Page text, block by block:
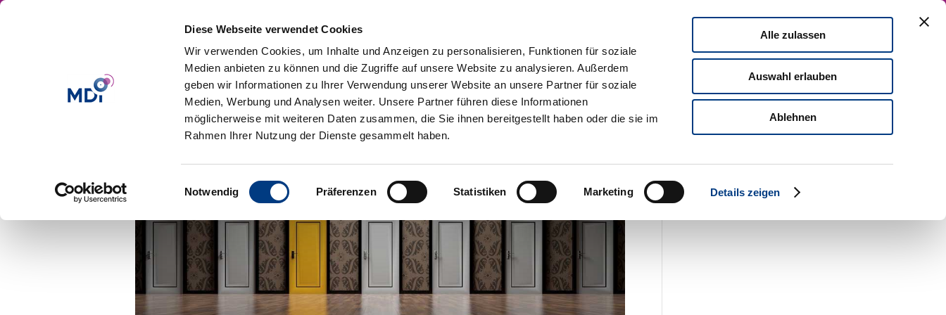
Diese Webseite verwendet Cookies
Wir verwenden Cookies, um Inhalte und Anzeigen zu personalisieren, Funktionen für soziale
Medien anbieten zu können und die Zugriffe auf unsere Website zu analysieren. Außerdem
geben wir Informationen zu Ihrer Verwendung unserer Website an unsere Partner für soziale
Medien, Werbung und Analysen weiter. Unsere Partner führen diese Informationen
möglicherweise mit weiteren Daten zusammen, die Sie ihnen bereitgestellt haben oder die sie im
Rahmen Ihrer Nutzung der Dienste gesammelt haben.
Einwilligungsauswahl
Notwendig Präferenzen Statistiken Marketing Details zeigen
Alle zulassen
Auswahl erlauben
Ablehnen
Agile leadership Lateral Leadership Leadership Impact Leadership Development
Benefits of OKR
Judith Winder|Apr 10, 2017